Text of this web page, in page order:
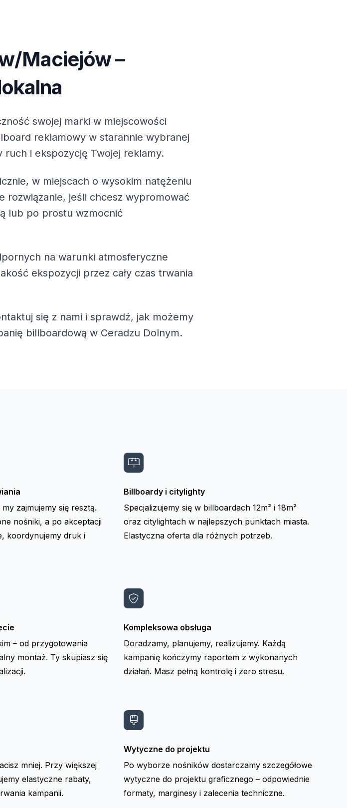
Maciejów–
swojej marki w miejscowości
reklamowy w starannie wybranej
ruch i ekspozycję Twojej reklamy.
w miejscach o wysokim natężeniu
rozwiązanie, jeśli chcesz wypromować
lub po prostu wzmocnić
na warunki atmosferyczne
ekspozycji przez cały czas trwania
się z nami i sprawdź, jak możemy
billboardową w Ceradzu Dolnym.
zajmujemy się resztą.
nośniki, a po akceptacji
koordynujemy druk i
Billboardy i citylighty
Specjalizujemy się w billboardach 12m² i 18m²
oraz citylightach w najlepszych punktach miasta.
Elastyczna oferta dla różnych potrzeb.
– od przygotowania
montaż. Ty skupiasz się
Kompleksowa obsługa
Doradzamy, planujemy, realizujemy. Każdą
kampanię kończymy raportem z wykonanych
działań. Masz pełną kontrolę i zero stresu.
mniej. Przy większej
elastyczne rabaty,
kampanii.
Wytyczne do projektu
Po wyborze nośników dostarczamy szczegółowe
wytyczne do projektu graficznego – odpowiednie
formaty, marginesy i zalecenia techniczne.